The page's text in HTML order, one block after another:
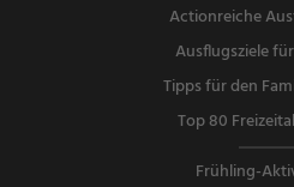
Actionreiche
Ausflugsziele
Tipps für den
Top 80
Frühling-